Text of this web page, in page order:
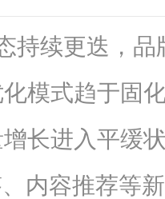
持续更迭，
模式趋于固
长进入平缓
内容推荐等